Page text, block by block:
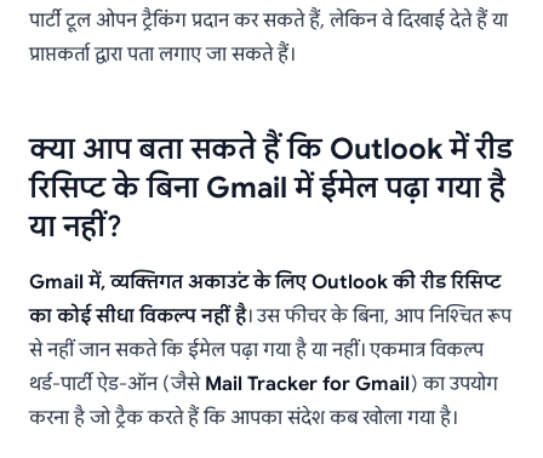
पार्टी टूल ओपन ट्रैकिंग प्रदान कर सकते हैं, लेकिन वे दिखाई देते हैं या
प्राप्तकर्ता द्वारा पता लगाए जा सकते हैं।
क्या आप बता सकते हैं कि Outlook में रीड
रिसिप्ट के बिना Gmail में ईमेल पढ़ा गया है
या नहीं?
Gmail में, व्यक्तिगत अकाउंट के लिए Outlook की रीड रिसिप्ट
का कोई सीधा विकल्प नहीं है। उस फीचर के बिना, आप निश्चित रूप
से नहीं जान सकते कि ईमेल पढ़ा गया है या नहीं। एकमात्र विकल्प
थर्ड-पार्टी ऐड-ऑन (जैसे Mail Tracker for Gmail) का उपयोग
करना है जो ट्रैक करते हैं कि आपका संदेश कब खोला गया है।